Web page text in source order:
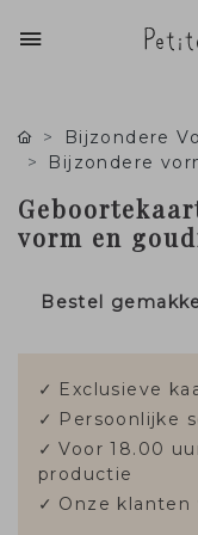
Bijzondere
Bijzondere
vorm en
Bestel
✓ Exclusieve
✓ Persoonlijke
✓ Voor 18.00
productie
✓ Onze klanten